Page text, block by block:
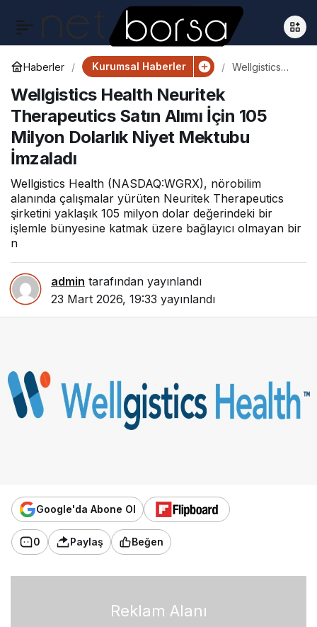
Haberler Kurumsal Haberler
Wellgistics
Satın Alımı İçin
Dolarlık Niyet
Wellgistics Health Neuritek
Therapeutics Satın Alımı İçin 105
Milyon Dolarlık Niyet Mektubu
İmzaladı
Wellgistics Health (NASDAQ:WGRX), nörobilim
alanında çalışmalar yürüten Neuritek Therapeutics
şirketini yaklaşık 105 milyon dolar değerindeki bir
işlemle bünyesine katmak üzere bağlayıcı olmayan bir
n
admin tarafından yayınlandı
23 Mart 2026, 19:33 yayınlandı
Google'da Abone Ol
0 Paylaş Beğen
Reklam Alanı